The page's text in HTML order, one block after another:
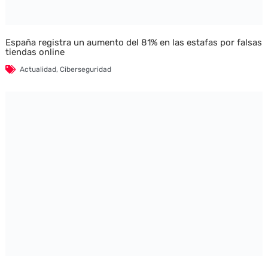
España registra un aumento del 81% en las estafas por falsas
tiendas online
Actualidad, Ciberseguridad